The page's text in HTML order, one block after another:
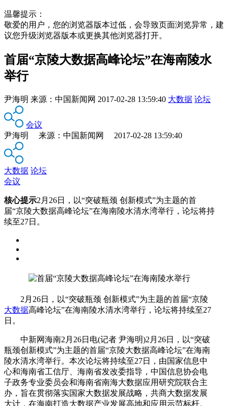
温馨提示：
敬爱的用户，您的浏览器版本过低，会导致页面浏览异常，建
议您升级浏览器版本或更换其他浏览器打开。
首届“京陵大数据高峰论坛”在海南陵水
举行
尹海明 来源： 中国新闻网 2017-02-28 13:59:40 大数据 论坛
会议
尹海明 来源：中国新闻网 2017-02-28 13:59:40
大数据 论坛
会议
核心提示2月26日，以“突破瓶颈 创新模式”为主题的首
届“京陵大数据高峰论坛”在海南陵水清水湾举行，论坛将持
续至27日。
2月26日，以“突破瓶颈 创新模式”为主题的首届“京陵
大数据高峰论坛”在海南陵水清水湾举行，论坛将持续至27
日。
中新网海南2月26日电(记者 尹海明)2月26日，以“突破
瓶颈创新模式”为主题的首届“京陵大数据高峰论坛”在海南
陵水清水湾举行。本次论坛将持续至27日，由国家信息中
心和海南省工信厅、海南省发改委指导，中国信息协会电
子政务专业委员会和海南省南海大数据应用研究院联合主
办，旨在贯彻落实国家大数据发展战略，共商大数据发展
大计，在海南打造大数据产业发展高地和应用示范标杆。